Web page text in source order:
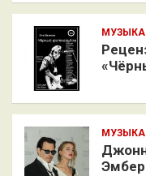
МУЗЫКА
МУЗЫКА